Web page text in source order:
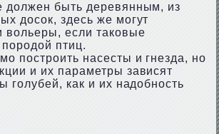
должен быть деревянным, из
досок, здесь же могут
вольеры, если таковые
птиц.
построить насесты и гнезда, но
и их параметры зависят
голубей, как и их надобность